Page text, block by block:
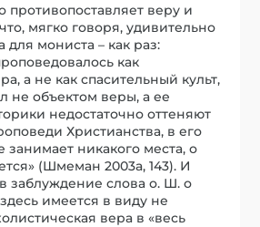
противопоставляет веру и
мягко говоря, удивительно
для мониста – как раз:
как
а не как спасительный культ,
не объектом веры, а ее
недостаточно оттеняют
Христианства, в его
занимает никакого места, о
(Шмеман 2003a, 143). И
заблуждение слова о. Ш. о
имеется в виду не
вера в «весь